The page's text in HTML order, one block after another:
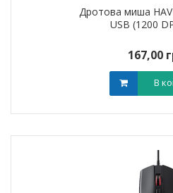
Дротова миша
USB (1200
167,00
В